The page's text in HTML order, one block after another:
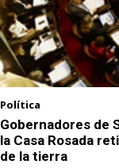
Política
Gobernadores de
la Casa Rosada
de la tierra